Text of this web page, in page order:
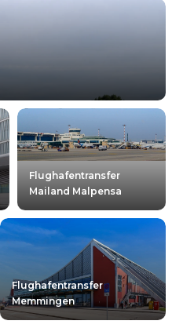
Flughafentransfer
Mailand Malpensa
Flughafentransfer
Memmingen